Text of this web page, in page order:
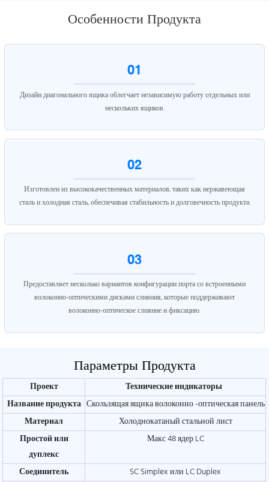
Особенности Продукта
01
Дизайн диагонального ящика облегчает независимую работу отдельных или
нескольких ящиков.
02
Изготовлен из высококачественных материалов, таких как нержавеющая
сталь и холодная сталь, обеспечивая стабильность и долговечность продукта.
03
Предоставляет несколько вариантов конфигурации порта со встроенными
волоконно-оптическими дисками слияния, которые поддерживают
волоконно-оптическое слияние и фиксацию.
Параметры Продукта
Проект
Технические индикаторы
Название продукта Скользящая ящика волоконно -оптическая панель
Материал
Холоднокатаный стальной лист
Простой или
дуплекс
Макс 48 ядер LC
Соединитель
SC Simplex или LC Duplex